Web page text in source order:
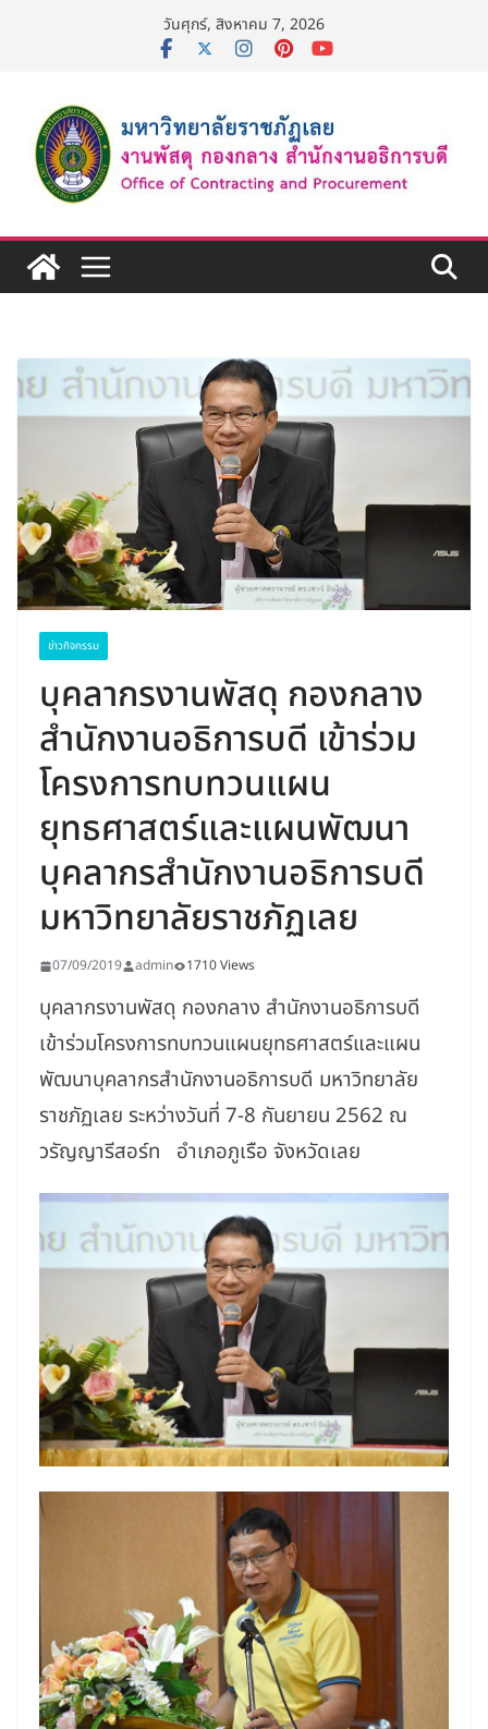
วันศุกร์, สิงหาคม 7, 2026
ข่าวกิจกรรม
บุคลากรงานพัสดุ กองกลาง
สำนักงานอธิการบดี เข้าร่วม
โครงการทบทวนแผน
ยุทธศาสตร์และแผนพัฒนา
บุคลากรสำนักงานอธิการบดี
มหาวิทยาลัยราชภัฏเลย
07/09/2019 admin 1710 Views
บุคลากรงานพัสดุ กองกลาง สำนักงานอธิการบดี
เข้าร่วมโครงการทบทวนแผนยุทธศาสตร์และแผน
พัฒนาบุคลากรสำนักงานอธิการบดี มหาวิทยาลัย
ราชภัฏเลย ระหว่างวันที่ 7-8 กันยายน 2562 ณ
วรัญญารีสอร์ท อำเภอภูเรือ จังหวัดเลย